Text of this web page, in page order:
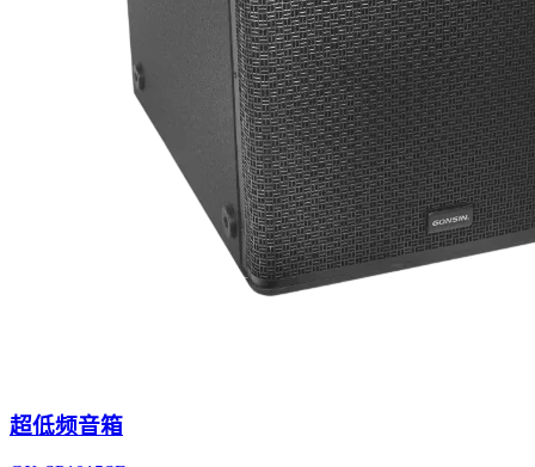
超低频音箱